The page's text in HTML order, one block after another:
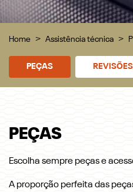
Home Assistência técnica
PEÇAS
PEÇAS
Escolha sempre peças e
A proporção perfeita das